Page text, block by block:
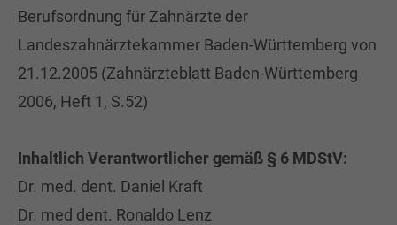
Berufsordnung für Zahnärzte der
Landeszahnärztekammer Baden-Württemberg von
21.12.2005 (Zahnärzteblatt Baden-Württemberg
2006, Heft 1, S.52)
Inhaltlich Verantwortlicher gemäß § 6 MDStV:
Dr. med. dent. Daniel Kraft
Dr. med dent. Ronaldo Lenz